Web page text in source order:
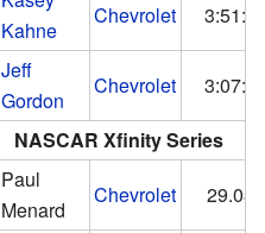
Kahne
Chevrolet
Jeff
Gordon
Chevrolet
NASCAR Xfinity Series
Paul
Menard
Chevrolet
29.089